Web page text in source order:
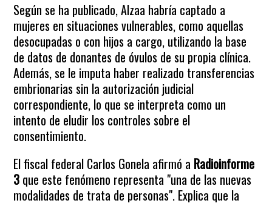
Según se ha publicado, Alzaa habría captado a
mujeres en situaciones vulnerables, como aquellas
desocupadas o con hijos a cargo, utilizando la base
de datos de donantes de óvulos de su propia clínica.
Además, se le imputa haber realizado transferencias
embrionarias sin la autorización judicial
correspondiente, lo que se interpreta como un
intento de eludir los controles sobre el
consentimiento.
El fiscal federal Carlos Gonela afirmó a Radioinforme
3 que este fenómeno representa "una de las nuevas
modalidades de trata de personas". Explica que la